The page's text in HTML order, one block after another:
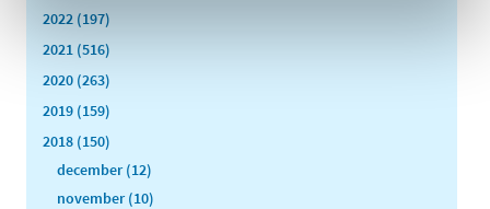
2022 (197)
2021 (516)
2020 (263)
2019 (159)
2018 (150)
december (12)
november (10)